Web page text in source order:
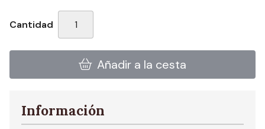
Cantidad
Añadir a la cesta
Información